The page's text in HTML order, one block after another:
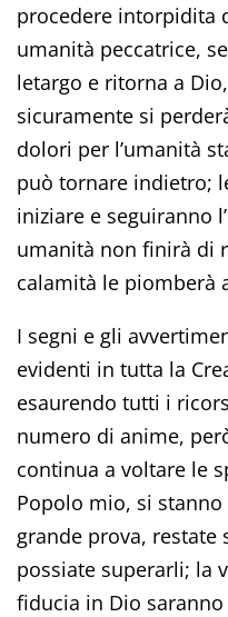
procedere intorpidita
umanità peccatrice,
letargo e ritorna a
sicuramente si
dolori per l’umanità
può tornare indietro;
iniziare e seguiranno
umanità non finirà di
calamità le piomberà
I segni e gli
evidenti in tutta la
esaurendo tutti i
numero di anime,
continua a voltare le
Popolo mio, si
grande prova,
possiate superarli; la
fiducia in Dio